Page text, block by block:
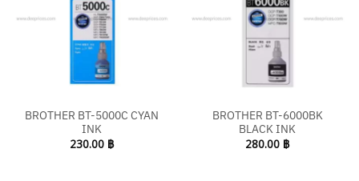
BROTHER BT-5000C CYAN
INK
230.00 ฿
BROTHER BT-6000BK
BLACK INK
280.00 ฿